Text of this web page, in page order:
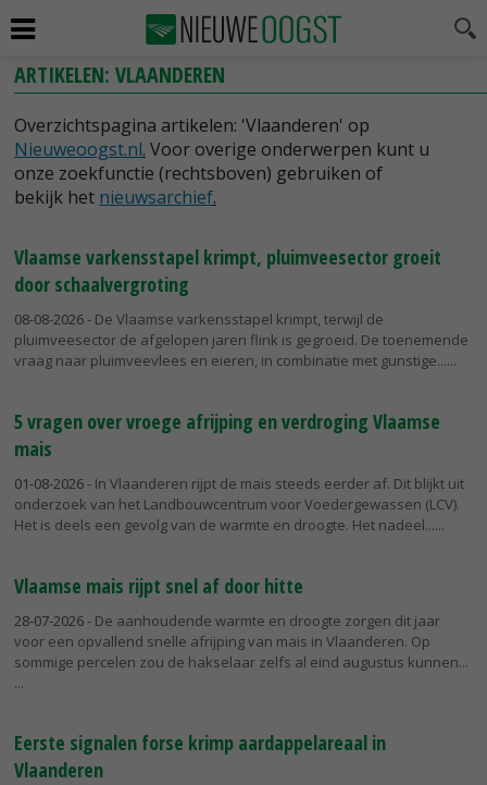
ARTIKELEN: VLAANDEREN
Overzichtspagina artikelen: 'Vlaanderen' op
Nieuweoogst.nl. Voor overige onderwerpen kunt u
onze zoekfunctie (rechtsboven) gebruiken of
bekijk het nieuwsarchief.
Vlaamse varkensstapel krimpt, pluimveesector groeit
door schaalvergroting
08-08-2026- De Vlaamse varkensstapel krimpt, terwijl de
pluimveesector de afgelopen jaren flink is gegroeid. De toenemende
vraag naar pluimveevlees en eieren, in combinatie met gunstige...
5 vragen over vroege afrijping en verdroging Vlaamse
mais
01-08-2026- In Vlaanderen rijpt de mais steeds eerder af. Dit blijkt uit
onderzoek van het Landbouwcentrum voor Voedergewassen (LCV).
Het is deels een gevolg van de warmte en droogte. Het nadeel...
Vlaamse mais rijpt snel af door hitte
28-07-2026- De aanhoudende warmte en droogte zorgen dit jaar
voor een opvallend snelle afrijping van mais in Vlaanderen. Op
sommige percelen zou de hakselaar zelfs al eind augustus kunnen...
Eerste signalen forse krimp aardappelareaal in
Vlaanderen